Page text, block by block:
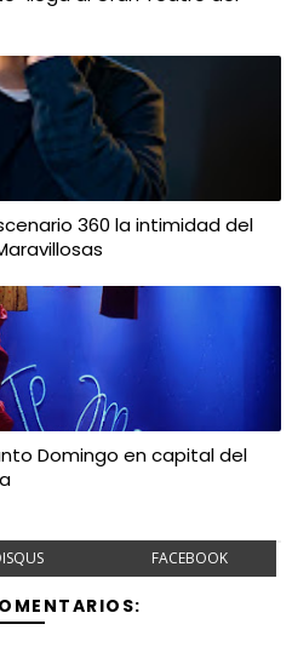
360 la intimidad del
Domingo en capital del
FACEBOOK